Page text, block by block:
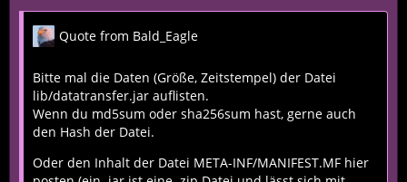
Quote from Bald_Eagle
Bitte mal die Daten (Größe, Zeitstempel) der Datei
lib/datatransfer.jar auflisten.
Wenn du md5sum oder sha256sum hast, gerne auch
den Hash der Datei.
Oder den Inhalt der Datei META-INF/MANIFEST.MF hier